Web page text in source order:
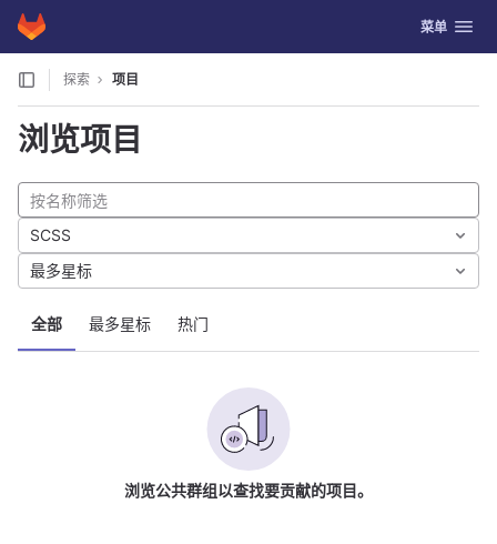
Skip to content
GitLab 切换导航
菜单
探索 项目
浏览项目
全部 最多星标 热门
SCSS
最多星标
浏览公共群组以查找要贡献的项目。